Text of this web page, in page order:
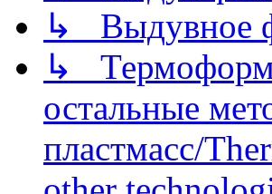
↳ Выдувное
↳
остальные
пластмасс/